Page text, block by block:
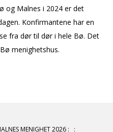
og Malnes i 2024 er det
Konfirmantene har en
fra dør til dør i hele Bø. Det
menighetshus.
MENIGHET 2026: :